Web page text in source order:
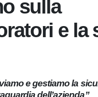
sulla
e
e gestiamo la